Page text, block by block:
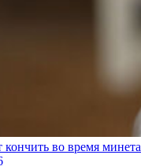
во время минета